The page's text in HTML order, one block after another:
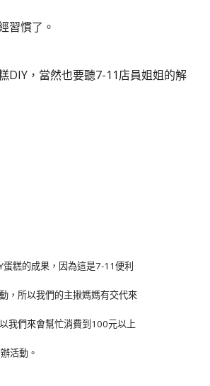
習慣了。
DIY，當然也要聽7-11店員姐姐的解
糕的成果，因為這是7-11便利
，所以我們的主揪媽媽有交代來
我們來會幫忙消費到100元以上
活動。